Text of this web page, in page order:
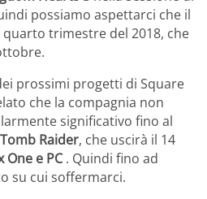
possiamo aspettarci che il
trimestre del 2018, che
prossimi progetti di Square
che la compagnia non
significativo fino al
Raider, che uscirà il 14
One e PC. Quindi fino ad
su cui soffermarci.